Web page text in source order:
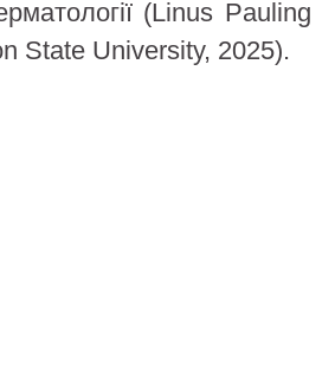
(Linus Pauling
State University, 2025).